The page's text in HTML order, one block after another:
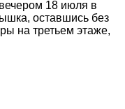
18 июля в
оставшись без
на третьем этаже,